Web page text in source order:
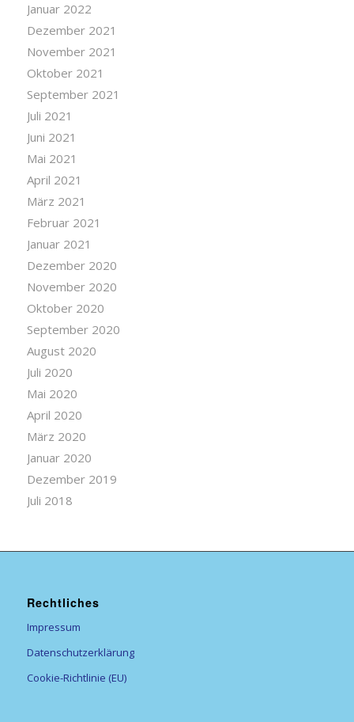
Januar 2022
Dezember 2021
November 2021
Oktober 2021
September 2021
Juli 2021
Juni 2021
Mai 2021
April 2021
März 2021
Februar 2021
Januar 2021
Dezember 2020
November 2020
Oktober 2020
September 2020
August 2020
Juli 2020
Mai 2020
April 2020
März 2020
Januar 2020
Dezember 2019
Juli 2018
Rechtliches
Impressum
Datenschutzerklärung
Cookie-Richtlinie (EU)